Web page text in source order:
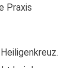
Praxis